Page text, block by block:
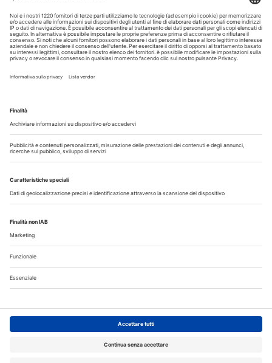
30 Luglio 2026
Pistoia - studio cerca segretaria
Il flusso di lavoro dell’odontoiatra chairside
Odontoiatria33
Copyright © 2026 - All Rights Reserved
Autori
Contattaci